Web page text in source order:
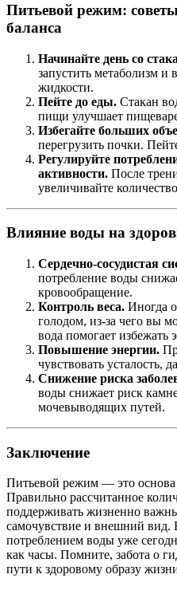
Питьевой режим:
баланса
Начинайте день со
запустить метаболизм
жидкости.
Пейте до еды. Стакан
пищи улучшает
Избегайте больших
перегрузить почки.
Регулируйте
активности. После
увеличивайте
Влияние воды на
Сердечно-сосудистая
потребление воды
кровообращение.
Контроль веса. Иногда
голодом, из-за чего вы
вода помогает избежать
Повышение энергии.
чувствовать усталость,
Снижение риска
воды снижает риск
мочевыводящих путей.
Заключение
Питьевой режим — это основа
Правильно рассчитанное
поддерживать жизненно
самочувствие и внешний вид.
потреблением воды уже
как часы. Помните, забота о
пути к здоровому образу